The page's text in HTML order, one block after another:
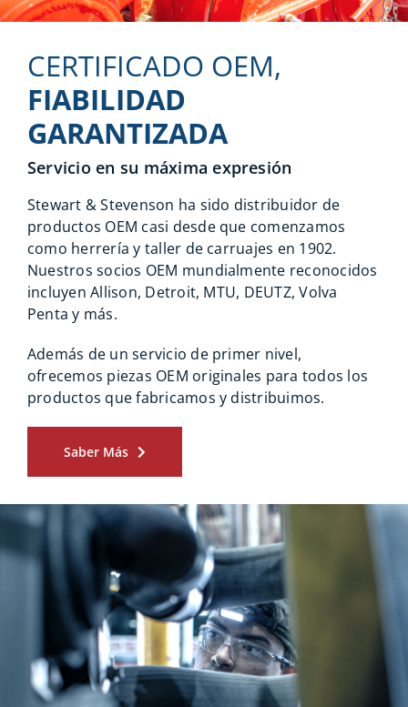
CERTIFICADO OEM,
FIABILIDAD
GARANTIZADA
Servicio en su máxima expresión
Stewart & Stevenson ha sido distribuidor de
productos OEM casi desde que comenzamos
como herrería y taller de carruajes en 1902.
Nuestros socios OEM mundialmente reconocidos
incluyen Allison, Detroit, MTU, DEUTZ, Volva
Penta y más.
Además de un servicio de primer nivel,
ofrecemos piezas OEM originales para todos los
productos que fabricamos y distribuimos.
Saber Más